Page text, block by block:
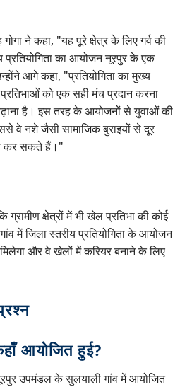
ने कहा, "यह पूरे क्षेत्र के लिए गर्व की
प्रतियोगिता का आयोजन नूरपुर के एक
आगे कहा, "प्रतियोगिता का मुख्य
प्रतिभाओं को एक सही मंच प्रदान करना
है। इस तरह के आयोजनों से युवाओं की
वे नशे जैसी सामाजिक बुराइयों से दूर
कर सकते हैं।"
क्षेत्रों में भी खेल प्रतिभा की कोई
में जिला स्तरीय प्रतियोगिता के आयोजन
और वे खेलों में करियर बनाने के लिए
आयोजित हुई?
उपमंडल के सुलयाली गांव में आयोजित